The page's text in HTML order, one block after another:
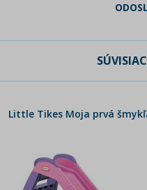
Little Tikes Moja prvá